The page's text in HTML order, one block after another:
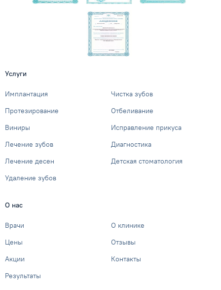
Услуги
Имплантация
Протезирование
Виниры
Лечение зубов
Лечение десен
Удаление зубов
Чистка зубов
Отбеливание
Исправление прикуса
Диагностика
Детская стоматология
О нас
Врачи
Цены
Акции
Результаты
О клинике
Отзывы
Контакты